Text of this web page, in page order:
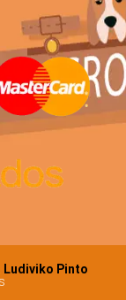
Ludiviko Pinto